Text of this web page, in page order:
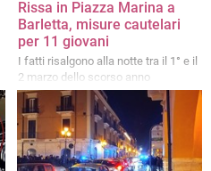
Rissa in Piazza Marina a
Barletta, misure cautelari
per 11 giovani
I fatti risalgono alla notte tra il 1° e il
2 marzo dello scorso anno